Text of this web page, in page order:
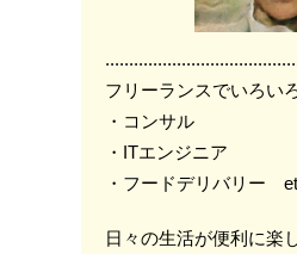
フリーランスでいろい
・コンサル
・ITエンジニア
・フードデリバリー
日々の生活が便利に楽